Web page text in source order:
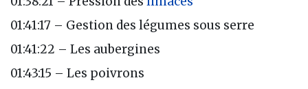
01:41:17 – Gestion des légumes sous serre
01:41:22 – Les aubergines
01:43:15 – Les poivrons